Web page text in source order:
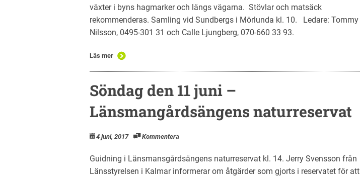
växter i byns hagmarker och längs vägarna. Stövlar och matsäck
rekommenderas. Samling vid Sundbergs i Mörlunda kl. 10. Ledare: Tommy
Nilsson, 0495-301 31 och Calle Ljungberg, 070-660 33 93.
Läs mer
Söndag den 11 juni –
Länsmangårdsängens naturreservat
4 juni, 2017 Kommentera
Guidning i Länsmansgårdsängens naturreservat kl. 14. Jerry Svensson från
Länsstyrelsen i Kalmar informerar om åtgärder som gjorts i reservatet för att